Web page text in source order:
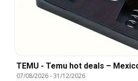
TEMU - Temu hot deals –
07/08/2026-31/12/2026